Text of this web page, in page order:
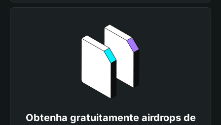
Obtenha gratuitamente airdrops de